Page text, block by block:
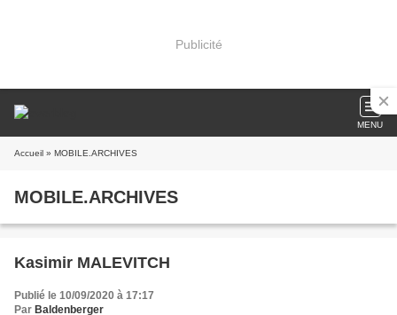
Publicité
MENU
Accueil » MOBILE.ARCHIVES
MOBILE.ARCHIVES
Kasimir MALEVITCH
Publié le 10/09/2020 à 17:17
Par Baldenberger